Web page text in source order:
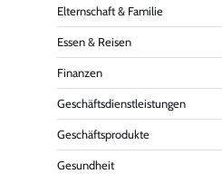
Elternschaft & Familie
Essen & Reisen
Finanzen
Geschäftsdienstleistungen
Geschäftsprodukte
Gesundheit